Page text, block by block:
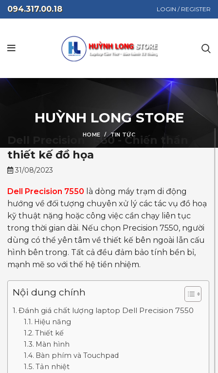
094.317.00.18 LOGIN / REGISTER
HUỲNH LONG STORE
HOME TIN TỨC
Dell Precision 7550 - Chiến thần
thiết kế đồ họa
31/08/2023
Dell Precision 7550 là dòng máy trạm di động
hướng về đối tượng chuyên xử lý các tác vụ đồ hoạ
kỹ thuật nặng hoặc công việc cần chạy liên tục
trong thời gian dài. Nếu chọn Precision 7550, người
dùng có thể yên tâm về thiết kế bên ngoài lẫn cấu
hình bên trong. Tất cả đều đảm bảo tính bền bỉ,
mạnh mẽ so với thế hệ tiền nhiệm.
Nội dung chính
Đánh giá chất lượng laptop Dell Precision 7550
Hiệu năng
Thiết kế
Màn hình
Bàn phím và Touchpad
Tản nhiệt